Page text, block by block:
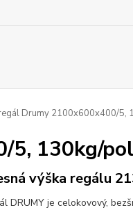
Drumy 2100x600x400/5,
130kg/
výška regálu
DRUMY je celokovový,